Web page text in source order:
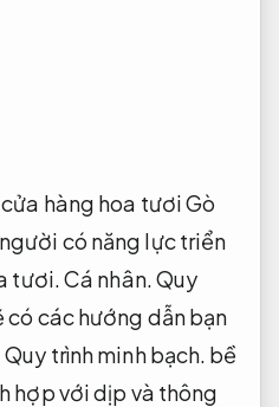
hàng hoa tươi Gò
có năng lực triển
tươi. Cá nhân. Quy
có các hướng dẫn bạn
Quy trình minh bạch. bề
hợp với dịp và thông